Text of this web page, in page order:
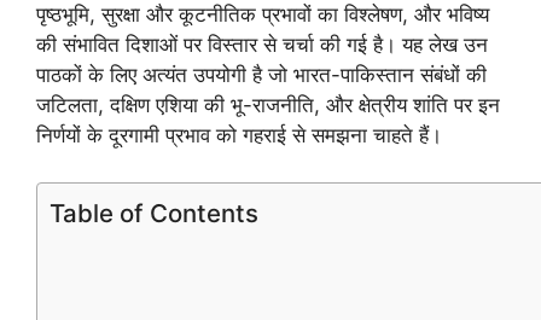
पृष्ठभूमि, सुरक्षा और कूटनीतिक प्रभावों का विश्लेषण, और भविष्य
की संभावित दिशाओं पर विस्तार से चर्चा की गई है। यह लेख उन
पाठकों के लिए अत्यंत उपयोगी है जो भारत-पाकिस्तान संबंधों की
जटिलता, दक्षिण एशिया की भू-राजनीति, और क्षेत्रीय शांति पर इन
निर्णयों के दूरगामी प्रभाव को गहराई से समझना चाहते हैं।
Table of Contents